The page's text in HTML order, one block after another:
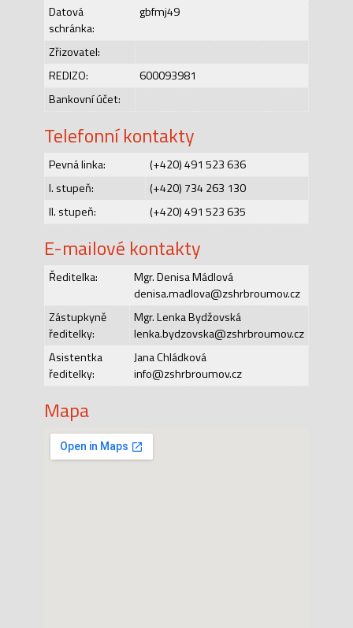
Datová
schránka:
gbfmj49
Zřizovatel:
REDIZO:
600093981
Bankovní účet:
Telefonní kontakty
Pevná linka:
(+420) 491 523 636
I. stupeň:
(+420) 734 263 130
II. stupeň:
(+420) 491 523 635
E-mailové kontakty
Ředitelka:
Mgr. Denisa Mádlová
denisa.madlova@zshrbroumov.cz
Zástupkyně
ředitelky:
Mgr. Lenka Bydžovská
lenka.bydzovska@zshrbroumov.cz
Asistentka
ředitelky:
Jana Chládková
info@zshrbroumov.cz
Mapa